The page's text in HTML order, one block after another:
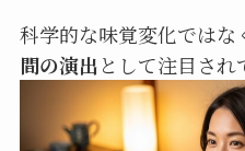
科学的な味覚変化ではな
間の演出として注目され